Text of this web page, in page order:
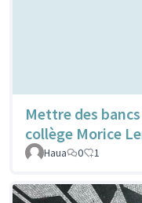
Mettre des
collège Morice
Haua
0 1